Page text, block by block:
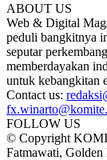
ABOUT US
Web & Digital
peduli bangkitnya
seputar
memberdayakan
untuk kebangkitan
Contact us:
FOLLOW US
© Copyright
Fatmawati, Golden